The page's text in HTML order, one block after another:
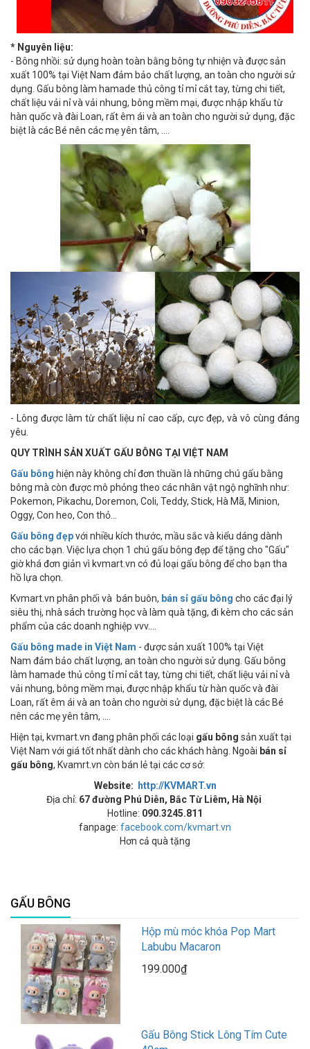
* Nguyên liệu:
- Bông nhồi: sử dụng hoàn toàn bằng bông tự nhiện và được sản
xuất 100% tại Việt Nam đảm bảo chất lượng, an toàn cho người sử
dụng. Gấu bông làm hamade thủ công tỉ mỉ cắt tay, từng chi tiết,
chất liệu vải nỉ và vải nhung, bông mềm mại, được nhập khẩu từ
hàn quốc và đài Loan, rất êm ái và an toàn cho người sử dụng, đặc
biệt là các Bé nên các mẹ yên tâm, ....
- Lông được làm từ chất liệu nỉ cao cấp, cực đẹp, và vô cùng đáng
yêu.
QUY TRÌNH SẢN XUẤT GẤU BÔNG TẠI VIỆT NAM
Gấu bông hiện này không chỉ đơn thuần là những chú gấu bằng
bông mà còn được mô phỏng theo các nhân vật ngộ nghĩnh như:
Pokemon, Pikachu, Doremon, Coli, Teddy, Stick, Hà Mã, Minion,
Oggy, Con heo, Con thỏ...
Gấu bông đẹpvới nhiều kích thước, mầu sắc và kiểu dáng dành
cho các bạn. Việc lựa chọn 1 chú gấu bông đẹp để tặng cho "Gấu"
giờ khá đơn giản vì kvmart.vn có đủ loại gấu bông để cho bạn tha
hồ lựa chọn.
Kvmart.vn phân phối và bán buôn, bán sỉ gấu bông cho các đại lý
siêu thị, nhà sách trường học và làm quà tặng, đi kèm cho các sản
phẩm của các doanh nghiệp vvv....
Gấu bông made in Việt Nam - được sản xuất 100% tại Việt
Nam đảm bảo chất lượng, an toàn cho người sử dụng. Gấu bông
làm hamade thủ công tỉ mỉ cắt tay, từng chi tiết, chất liệu vải nỉ và
vải nhung, bông mềm mại, được nhập khẩu từ hàn quốc và đài
Loan, rất êm ái và an toàn cho người sử dụng, đặc biệt là các Bé
nên các mẹ yên tâm, ....
Hiện tại, kvmart.vn đang phân phối các loại gấu bông sản xuất tại
Việt Nam với giá tốt nhất dành cho các khách hàng. Ngoài bán sỉ
gấu bông, Kvamrt.vn còn bán lẻ tại các cơ sở:
Website:
http://KVMART.vn
Địa chỉ: 67 đường Phú Diễn, Bắc Từ Liêm, Hà Nội
Hotline: 090.3245.811
fanpage: facebook.com/kvmart.vn
Hơn cả quà tặng
GẤU BÔNG
Hộp mù móc khóa Pop Mart
Labubu Macaron
199.000₫
Gấu Bông Stick Lông Tím Cute